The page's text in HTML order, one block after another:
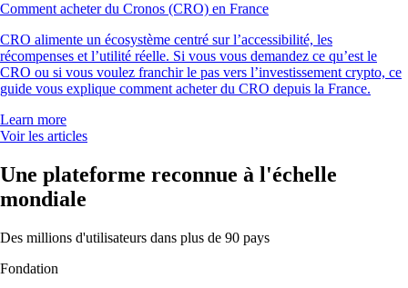
Comment acheter du Cronos (CRO) en France
CRO alimente un écosystème centré sur l’accessibilité, les
récompenses et l’utilité réelle. Si vous vous demandez ce qu’est le
CRO ou si vous voulez franchir le pas vers l’investissement crypto, ce
guide vous explique comment acheter du CRO depuis la France.
Learn more
Voir les articles
Une plateforme reconnue à l'échelle
mondiale
Des millions d'utilisateurs dans plus de 90 pays
Fondation